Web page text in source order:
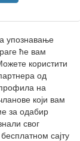
упознавање
ће вам
користити
од
профила на
који вам
за одабир
свог
сајту